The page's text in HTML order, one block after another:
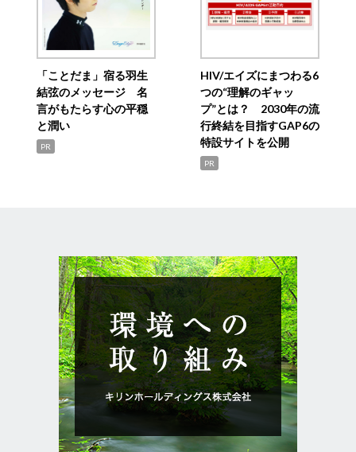
「ことだま」宿る羽生
結弦のメッセージ 名
言がもたらす心の平穏
と潤い
PR
HIV/エイズにまつわる6
つの“理解のギャッ
プ”とは？ 2030年の流
行終結を目指すGAP6の
特設サイトを公開
PR